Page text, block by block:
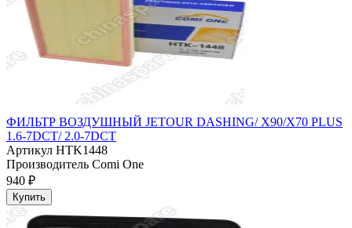
ФИЛЬТР ВОЗДУШНЫЙ JETOUR DASHING/ X90/X70 PLUS
1.6-7DCT/ 2.0-7DCT
Артикул HTK1448
Производитель Comi One
940 ₽
Купить